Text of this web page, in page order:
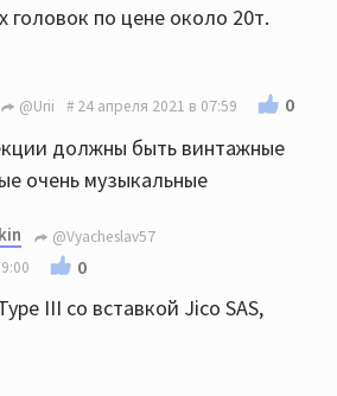
головок по цене около 20т.
@Urii 24 апреля 2021 в 07:59 0
должны быть винтажные
очень музыкальные
@Vyacheslav57
0
III со вставкой Jico SAS,